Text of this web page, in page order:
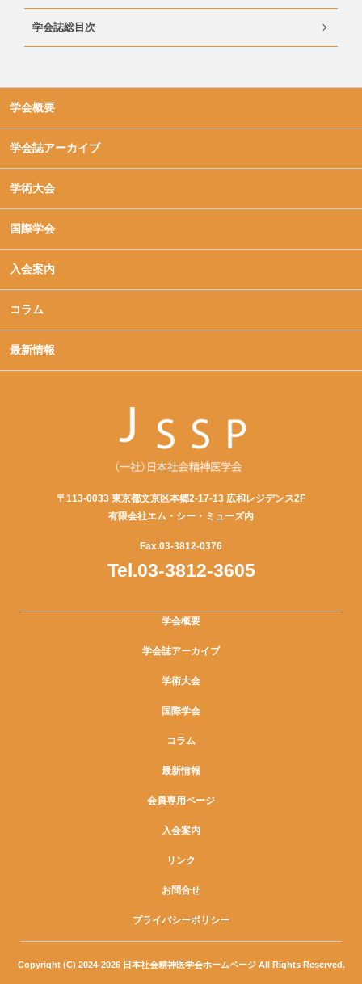
学会誌総目次
学会概要
学会誌アーカイブ
学術大会
国際学会
入会案内
コラム
最新情報
〒113-0033 東京都文京区本郷2-17-13 広和レジデンス2F
有限会社エム・シー・ミューズ内
Fax.03-3812-0376
Tel.03-3812-3605
学会概要
学会誌アーカイブ
学術大会
国際学会
コラム
最新情報
会員専用ページ
入会案内
リンク
お問合せ
プライバシーポリシー
Copyright (C) 2024-2026 日本社会精神医学会ホームページ All Rights Reserved.